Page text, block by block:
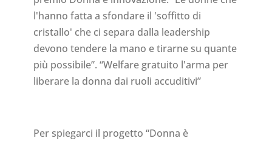
l'hanno fatta a sfondare il 'soffitto di
cristallo' che ci separa dalla leadership
devono tendere la mano e tirarne su quante
più possibile”. “Welfare gratuito l'arma per
liberare la donna dai ruoli accuditivi”
Per spiegarci il progetto “Donna è